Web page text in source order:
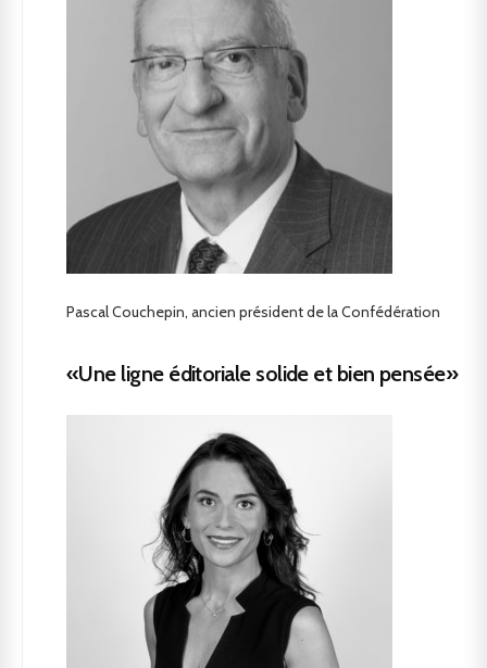
Pascal Couchepin, ancien président de la Confédération
«Une ligne éditoriale solide et bien pensée»